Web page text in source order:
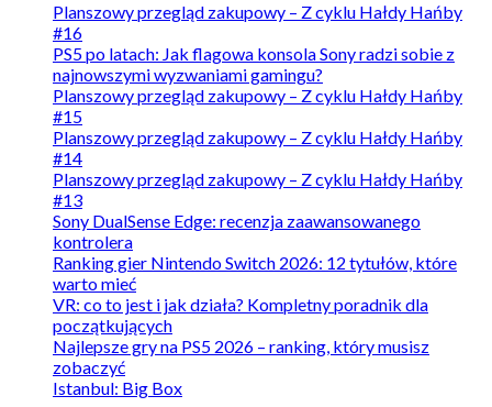
Planszowy przegląd zakupowy – Z cyklu Hałdy Hańby
#16
PS5 po latach: Jak flagowa konsola Sony radzi sobie z
najnowszymi wyzwaniami gamingu?
Planszowy przegląd zakupowy – Z cyklu Hałdy Hańby
#15
Planszowy przegląd zakupowy – Z cyklu Hałdy Hańby
#14
Planszowy przegląd zakupowy – Z cyklu Hałdy Hańby
#13
Sony DualSense Edge: recenzja zaawansowanego
kontrolera
Ranking gier Nintendo Switch 2026: 12 tytułów, które
warto mieć
VR: co to jest i jak działa? Kompletny poradnik dla
początkujących
Najlepsze gry na PS5 2026 – ranking, który musisz
zobaczyć
Istanbul: Big Box